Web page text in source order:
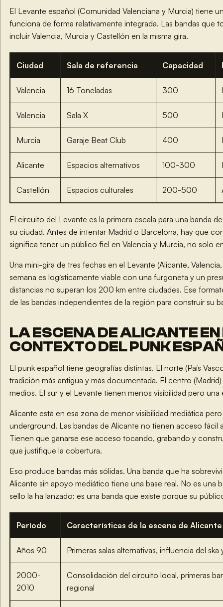
El Levante español (Comunidad Valenciana y Murcia) tiene
funciona de forma relativamente integrada. Las bandas que
incluir Valencia, Murcia y Castellón en la misma gira.
Ciudad Sala de referencia Capacidad
Valencia 16 Toneladas 300
Valencia Sala X 500
Murcia Garaje Beat Club 400
Alicante Espacios alternativos 100-300
Castellón Espacios culturales 200-500
El circuito del Levante es la primera escala para una banda
su ciudad. Antes de intentar Madrid o Barcelona, hay que
significa tener un público fiel en Valencia y Murcia, no solo
Una mini-gira de tres fechas en el Levante (Alicante,
semana es logísticamente viable con una furgoneta y un
distancias no superan los 200 km entre ciudades. Ese
de las bandas independientes de la región para construir su
LA ESCENA DE ALICANTE EN
CONTEXTO DEL PUNK
El punk español tiene geografías distintas. El norte (País
tradición más antigua y más documentada. El centro
medios. El sur y el Levante tienen menos visibilidad pero
Alicante está en esa zona de menor visibilidad mediática
underground. Las bandas de Alicante no tienen acceso fácil
Tienen que ganarse ese acceso tocando, grabando y
que justifique la cobertura.
Eso produce bandas más sólidas. Una banda que ha
Alicante sin apoyo mediático tiene una base real. No es una
sello la ha lanzado: es una banda que existe porque su
Período Características de la escena de Alicante
Años 90 Primeras salas alternativas, influencia del
2000-
2010
Consolidación del circuito local, primeras
regional